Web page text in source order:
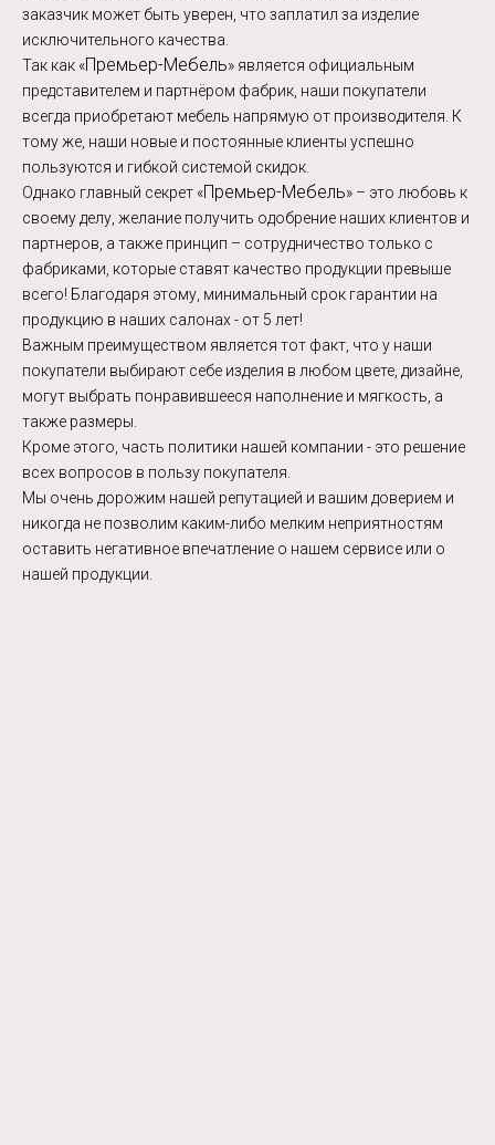
заказчик может быть уверен, что заплатил за изделие
исключительного качества.
Так как «Премьер-Мебель» является официальным
представителем и партнёром фабрик, наши покупатели
всегда приобретают мебель напрямую от производителя. К
тому же, наши новые и постоянные клиенты успешно
пользуются и гибкой системой скидок.
Однако главный секрет «Премьер-Мебель» – это любовь к
своему делу, желание получить одобрение наших клиентов и
партнеров, а также принцип – сотрудничество только с
фабриками, которые ставят качество продукции превыше
всего! Благодаря этому, минимальный срок гарантии на
продукцию в наших салонах - от 5 лет!
Важным преимуществом является тот факт, что у наши
покупатели выбирают себе изделия в любом цвете, дизайне,
могут выбрать понравившееся наполнение и мягкость, а
также размеры.
Кроме этого, часть политики нашей компании - это решение
всех вопросов в пользу покупателя.
Мы очень дорожим нашей репутацией и вашим доверием и
никогда не позволим каким-либо мелким неприятностям
оставить негативное впечатление о нашем сервисе или о
нашей продукции.